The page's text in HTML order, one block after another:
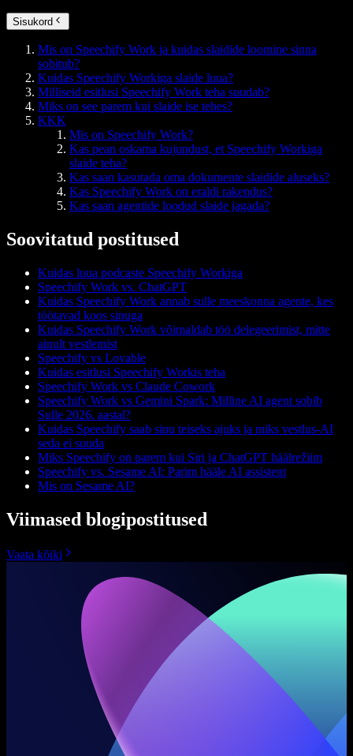
Sisukord
Mis on Speechify Work ja kuidas slaidide loomine sinna
sobitub?
Kuidas Speechify Workiga slaide luua?
Milliseid esitlusi Speechify Work teha suudab?
Miks on see parem kui slaide ise tehes?
KKK
Mis on Speechify Work?
Kas pean oskama kujundust, et Speechify Workiga
slaide teha?
Kas saan kasutada oma dokumente slaidide aluseks?
Kas Speechify Work on eraldi rakendus?
Kas saan agentide loodud slaide jagada?
Soovitatud postitused
Kuidas luua podcaste Speechify Workiga
Speechify Work vs. ChatGPT
Kuidas Speechify Work annab sulle meeskonna agente, kes
töötavad koos sinuga
Kuidas Speechify Work võimaldab töö delegeerimist, mitte
ainult vestlemist
Speechify vs Lovable
Kuidas esitlusi Speechify Workis teha
Speechify Work vs Claude Cowork
Speechify Work vs Gemini Spark: Milline AI agent sobib
Sulle 2026. aastal?
Kuidas Speechify saab sinu teiseks ajuks ja miks vestlus-AI
seda ei suuda
Miks Speechify on parem kui Siri ja ChatGPT häälrežiim
Speechify vs. Sesame AI: Parim hääle AI assistent
Mis on Sesame AI?
Viimased blogipostitused
Vaata kõiki